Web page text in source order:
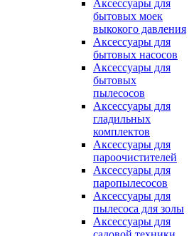
Аксессуары для
бытовых моек
выкокого давления
Аксессуары для
бытовых насосов
Аксессуары для
бытовых
пылесосов
Аксессуары для
гладильных
комплектов
Аксессуары для
пароочистителей
Аксессуары для
паропылесосов
Аксессуары для
пылесоса для золы
Аксессуары для